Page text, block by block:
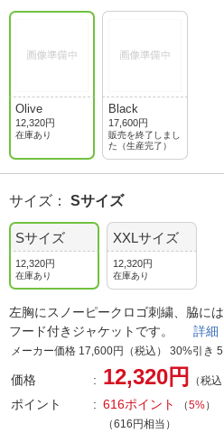
Olive
12,320円
在庫あり
Black
17,600円
販売を終了しまし
た（生産完了）
サイズ ： Sサイズ
Sサイズ
12,320円
在庫あり
XXLサイズ
12,320円
在庫あり
左胸にスノーピークロゴ刺繍、脇に
フード付きジャケットです。 詳細
メーカー価格 17,600円（税込） 30%引き
価格 12,320円 （税込
ポイント 616ポイント （5%）
（616円相当）